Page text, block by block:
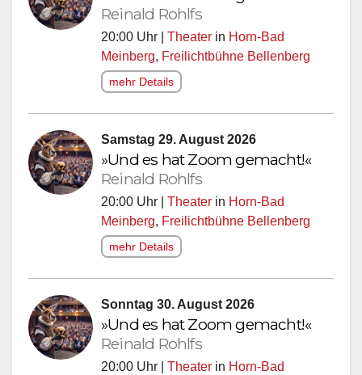
Reinald Rohlfs
20:00 Uhr | Theater in Horn-Bad
Meinberg, Freilichtbühne Bellenberg
mehr Details
Samstag 29. August 2026
»Und es hat Zoom gemacht!«
Reinald Rohlfs
20:00 Uhr | Theater in Horn-Bad
Meinberg, Freilichtbühne Bellenberg
mehr Details
Sonntag 30. August 2026
»Und es hat Zoom gemacht!«
Reinald Rohlfs
20:00 Uhr | Theater in Horn-Bad